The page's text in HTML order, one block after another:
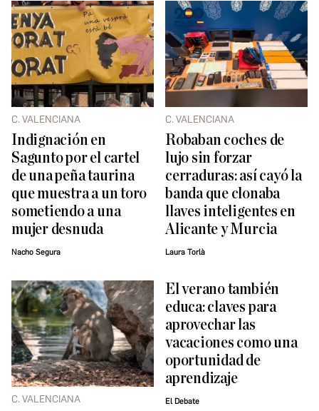
C. VALENCIANA
Indignación en
Sagunto por el cartel
de una peña taurina
que muestra a un toro
sometiendo a una
mujer desnuda
Nacho Segura
C. VALENCIANA
Robaban coches de
lujo sin forzar
cerraduras: así cayó la
banda que clonaba
llaves inteligentes en
Alicante y Murcia
Laura Torlà
C. VALENCIANA
El verano también
educa: claves para
aprovechar las
vacaciones como una
oportunidad de
aprendizaje
El Debate